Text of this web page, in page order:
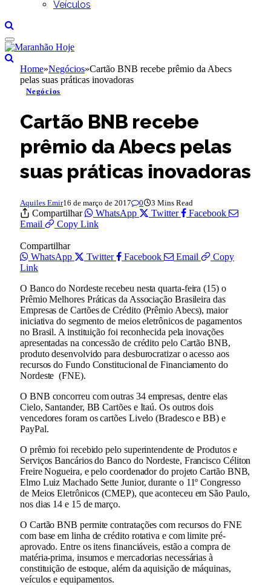
Veículos
Home»Negócios»Cartão BNB recebe prêmio da Abecs
pelas suas práticas inovadoras
Negócios
Cartão BNB recebe
prêmio da Abecs pelas
suas práticas inovadoras
Aquiles Emir16 de março de 2017 0 3 Mins Read
Compartilhar WhatsApp Twitter
Facebook
Email
Copy Link
Compartilhar
WhatsApp
Twitter Facebook Email
Copy
Link
O Banco do Nordeste recebeu nesta quarta-feira (15) o
Prêmio Melhores Práticas da Associação Brasileira das
Empresas de Cartões de Crédito (Prêmio Abecs), maior
iniciativa do segmento de meios eletrônicos de pagamentos
no Brasil. A instituição foi reconhecida pela inovações
apresentadas na concessão de crédito pelo Cartão BNB,
produto desenvolvido para desburocratizar o acesso aos
recursos do Fundo Constitucional de Financiamento do
Nordeste (FNE).
O BNB concorreu com outras 34 empresas, dentre elas
Cielo, Santander, BB Cartões e Itaú. Os outros dois
vencedores foram os cartões Livelo (Bradesco e BB) e
PayPal.
O prêmio foi recebido pelo superintendente de Produtos e
Serviços Bancários do Banco do Nordeste, Francisco Céliton
Freire Nogueira, e pelo coordenador do projeto Cartão BNB,
Elmo Luiz Machado Sette Junior, durante o 11º Congresso
de Meios Eletrônicos (CMEP), que aconteceu em São Paulo,
nos dias 14 e 15 de março.
O Cartão BNB permite contratações com recursos do FNE
com base em linha de crédito rotativa e com limite pré-
aprovado. Entre os itens financiáveis, estão a compra de
matéria-prima, insumos e mercadorias necessárias à
constituição de estoque, além da aquisição de máquinas,
veículos e equipamentos.